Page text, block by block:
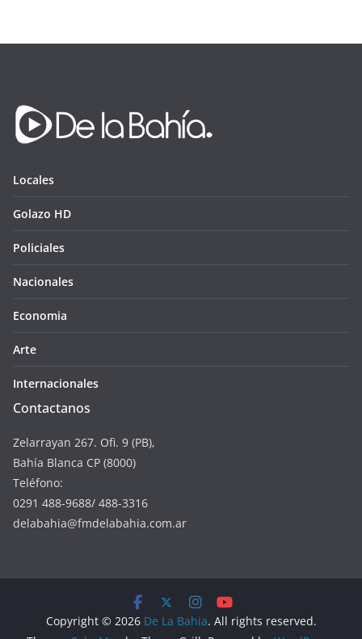
Locales
Golazo HD
Policiales
Nacionales
Economia
Arte
Internacionales
Contactanos
Zelarrayan 267. Ofi. 9 (PB),
Bahía Blanca CP (8000)
Teléfono:
0291 488-9688/ 488-3316
delabahia@fmdelabahia.com.ar
Copyright © 2026 De La Bahia. All rights reserved.